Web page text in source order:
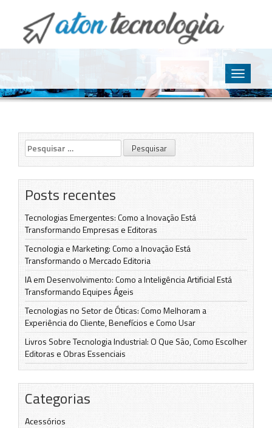
O point da Tecnologia
Toggle
Pesquisar
por:
Posts recentes
Tecnologias Emergentes: Como a Inovação Está
Transformando Empresas e Editoras
Tecnologia e Marketing: Como a Inovação Está
Transformando o Mercado Editoria
IA em Desenvolvimento: Como a Inteligência Artificial Está
Transformando Equipes Ágeis
Tecnologias no Setor de Óticas: Como Melhoram a
Experiência do Cliente, Benefícios e Como Usar
Livros Sobre Tecnologia Industrial: O Que São, Como Escolher
Editoras e Obras Essenciais
Categorias
Acessórios